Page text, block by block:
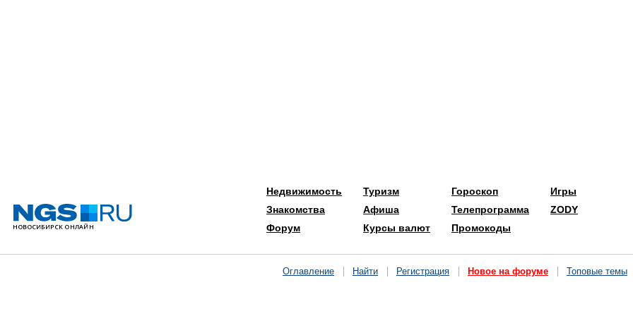
Недвижимость
Знакомства
Форум
Туризм
Афиша
Курсы валют
Гороскоп
Телепрограмма
Промокоды
Игры
ZODY
Оглавление Найти Регистрация Новое на форуме Топовые темы